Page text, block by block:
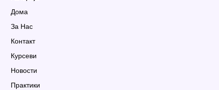
Дома
За Нас
Контакт
Курсеви
Новости
Практики